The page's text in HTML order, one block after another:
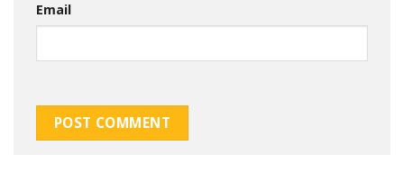
Email